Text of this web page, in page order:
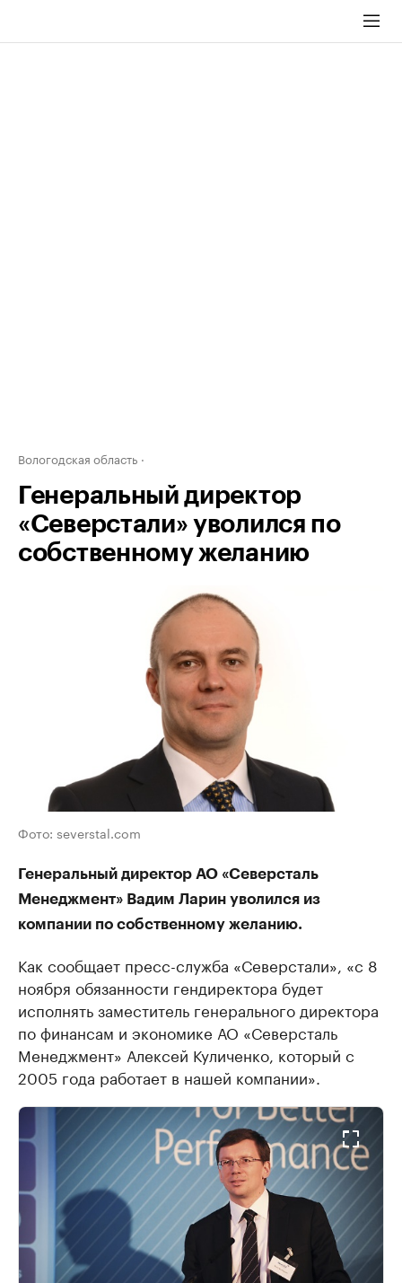
Вологодская область
Генеральный директор
«Северстали» уволился по
собственному желанию
Фото: severstal.com
Генеральный директор АО «Северсталь
Менеджмент» Вадим Ларин уволился из
компании по собственному желанию.
Как сообщает пресс-служба «Северстали», «с 8
ноября обязанности гендиректора будет
исполнять заместитель генерального директора
по финансам и экономике АО «Северсталь
Менеджмент» Алексей Куличенко, который с
2005 года работает в нашей компании».